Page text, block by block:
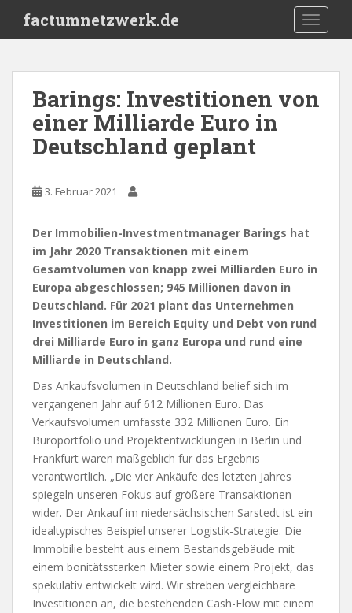
i
factumnetzwerk.de
Barings: Investitionen von
einer Milliarde Euro in
Deutschland geplant
3. Februar 2021
Der Immobilien-Investmentmanager Barings hat
im Jahr 2020 Transaktionen mit einem
Gesamtvolumen von knapp zwei Milliarden Euro in
Europa abgeschlossen; 945 Millionen davon in
Deutschland. Für 2021 plant das Unternehmen
Investitionen im Bereich Equity und Debt von rund
drei Milliarde Euro in ganz Europa und rund eine
Milliarde in Deutschland.
Das Ankaufsvolumen in Deutschland belief sich im
vergangenen Jahr auf 612 Millionen Euro. Das
Verkaufsvolumen umfasste 332 Millionen Euro. Ein
Büroportfolio und Projektentwicklungen in Berlin und
Frankfurt waren maßgeblich für das Ergebnis
verantwortlich. „Die vier Ankäufe des letzten Jahres
spiegeln unseren Fokus auf größere Transaktionen
wider. Der Ankauf im niedersächsischen Sarstedt ist ein
idealtypisches Beispiel unserer Logistik-Strategie. Die
Immobilie besteht aus einem Bestandsgebäude mit
einem bonitätsstarken Mieter sowie einem Projekt, das
spekulativ entwickelt wird. Wir streben vergleichbare
Investitionen an, die bestehenden Cash-Flow mit einem